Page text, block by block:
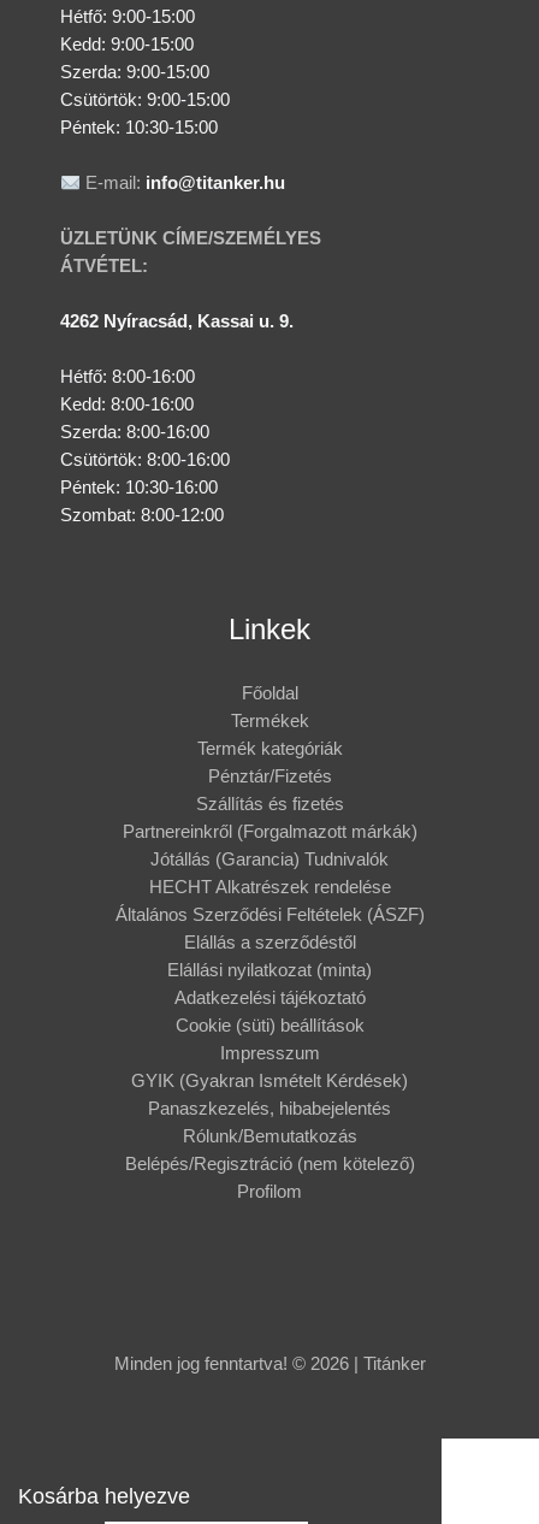
Hétfő: 9:00-15:00
Kedd: 9:00-15:00
Szerda: 9:00-15:00
Csütörtök: 9:00-15:00
Péntek: 10:30-15:00
E-mail: info@titanker.hu
ÜZLETÜNK CÍME/SZEMÉLYES
ÁTVÉTEL:
4262 Nyíracsád, Kassai u. 9.
Hétfő: 8:00-16:00
Kedd: 8:00-16:00
Szerda: 8:00-16:00
Csütörtök: 8:00-16:00
Péntek: 10:30-16:00
Szombat: 8:00-12:00
Linkek
Főoldal
Termékek
Termék kategóriák
Pénztár/Fizetés
Szállítás és fizetés
Partnereinkről (Forgalmazott márkák)
Jótállás (Garancia) Tudnivalók
HECHT Alkatrészek rendelése
Általános Szerződési Feltételek (ÁSZF)
Elállás a szerződéstől
Elállási nyilatkozat (minta)
Adatkezelési tájékoztató
Cookie (süti) beállítások
Impresszum
GYIK (Gyakran Ismételt Kérdések)
Panaszkezelés, hibabejelentés
Rólunk/Bemutatkozás
Belépés/Regisztráció (nem kötelező)
Profilom
Minden jog fenntartva! © 2026 | Titánker
Kosárba helyezve